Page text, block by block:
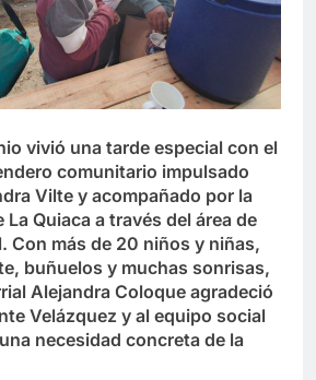
vivió una tarde especial con el
comunitario impulsado
Vilte y acompañado por la
Quiaca a través del área de
Con más de 20 niños y niñas,
buñuelos y muchas sonrisas,
Alejandra Coloque agradeció
Velázquez y al equipo social
necesidad concreta de la